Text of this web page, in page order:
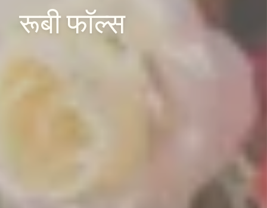
रूबीफॉल्स